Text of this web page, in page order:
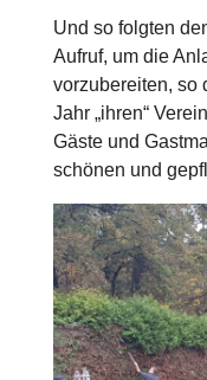
Und so folgten
Aufruf, um die
vorzubereiten, so
Jahr „ihren“
Gäste und
schönen und